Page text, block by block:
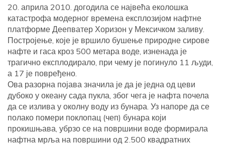
20. априла 2010. догодила се највећа еколошка
катастрофа модерног времена експлозијом нафтне
платформе Деепватер Хоризон у Мексичком заливу.
Постројење, које је вршило бушење природне сирове
нафте и гаса кроз 500 метара воде, изненада је
трагично експлодирало, при чему је погинуло 11 људи,
а 17 је повређено.
Ова разорна појава значила је да је једна од цеви
дубоко у океану сада пукла, због чега је нафта почела
да се излива у околну воду из бунара. Уз напоре да се
полако помери поклопац (чеп) бунара који
прокишњава, убрзо се на површини воде формирала
нафтна мрља на површини од 2.500 квадратних